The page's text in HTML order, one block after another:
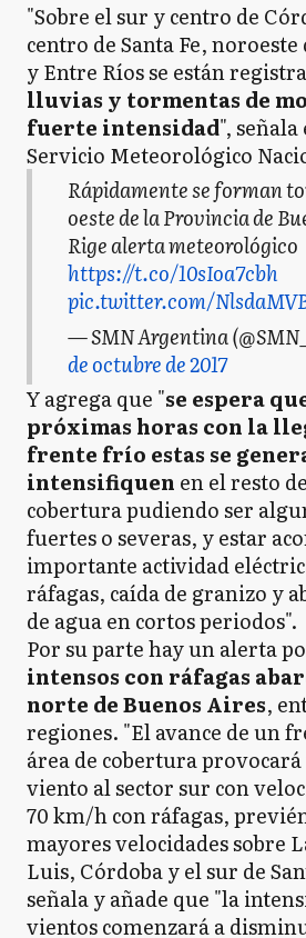
"Sobre el sur y centro de
centro de Santa Fe,
y Entre Ríos se están
lluvias y tormentas de
fuerte intensidad",
Servicio Meteorológico
Rápidamente se forman
oeste de la Provincia de
Rige alerta meteorológico
https://t.co/10sIoa7cbh
pic.twitter.com/
— SMN Argentina
de octubre de 2017
Y agrega que "se espera
próximas horas con la
frente frío estas se
intensifiquen en el resto
cobertura pudiendo ser
fuertes o severas, y estar
importante actividad
ráfagas, caída de granizo y
de agua en cortos periodos".
Por su parte hay un alerta
intensos con ráfagas
norte de Buenos Aires,
regiones. "El avance de un
área de cobertura
viento al sector sur con
70 km/h con ráfagas,
mayores velocidades sobre
Luis, Córdoba y el sur de
señala y añade que "la
vientos comenzará a